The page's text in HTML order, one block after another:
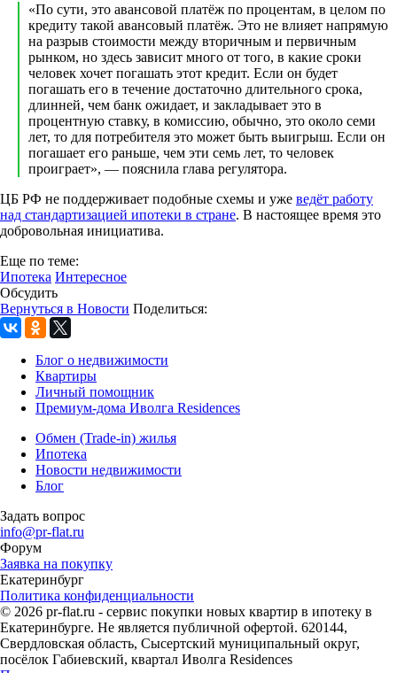
«По сути, это авансовой платёж по процентам, в целом по
кредиту такой авансовый платёж. Это не влияет напрямую
на разрыв стоимости между вторичным и первичным
рынком, но здесь зависит много от того, в какие сроки
человек хочет погашать этот кредит. Если он будет
погашать его в течение достаточно длительного срока,
длинней, чем банк ожидает, и закладывает это в
процентную ставку, в комиссию, обычно, это около семи
лет, то для потребителя это может быть выигрыш. Если он
погашает его раньше, чем эти семь лет, то человек
проиграет», — пояснила глава регулятора.
ЦБ РФ не поддерживает подобные схемы и уже ведёт работу
над стандартизацией ипотеки в стране. В настоящее время это
добровольная инициатива.
Еще по теме:
Ипотека Интересное
Обсудить
Вернуться в Новости Поделиться:
Блог о недвижимости
Квартиры
Личный помощник
Премиум-дома Иволга Residences
Обмен (Trade-in) жилья
Ипотека
Новости недвижимости
Блог
Задать вопрос
info@pr-flat.ru
Форум
Заявка на покупку
Екатеринбург
Политика конфиденциальности
© 2026 pr-flat.ru - сервис покупки новых квартир в ипотеку в
Екатеринбурге. Не является публичной офертой. 620144,
Свердловская область, Сысертский муниципальный округ,
посёлок Габиевский, квартал Иволга Residences